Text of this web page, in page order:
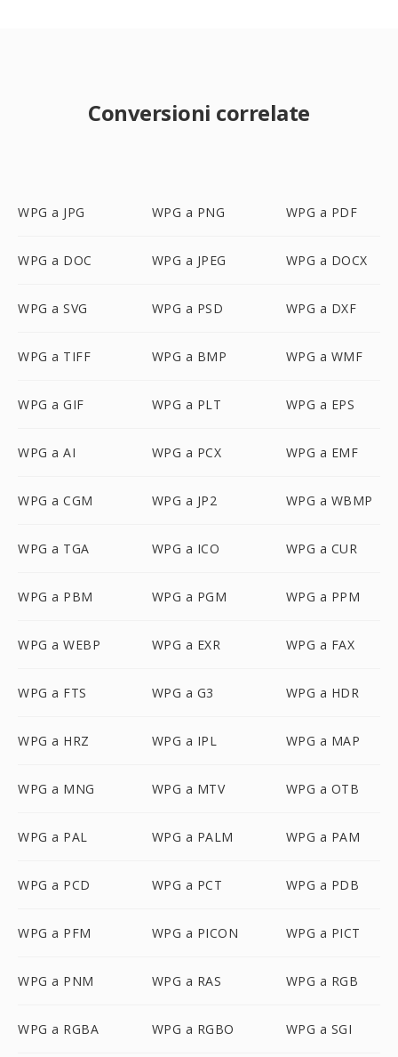
Conversioni correlate
WPG a JPG WPG a PNG WPG a PDF
WPG a DOC WPG a JPEG WPG a DOCX
WPG a SVG WPG a PSD WPG a DXF
WPG a TIFF WPG a BMP WPG a WMF
WPG a GIF WPG a PLT WPG a EPS
WPG a AI WPG a PCX WPG a EMF
WPG a CGM WPG a JP2 WPG a WBMP
WPG a TGA WPG a ICO WPG a CUR
WPG a PBM WPG a PGM WPG a PPM
WPG a WEBP WPG a EXR WPG a FAX
WPG a FTS WPG a G3 WPG a HDR
WPG a HRZ WPG a IPL WPG a MAP
WPG a MNG WPG a MTV WPG a OTB
WPG a PAL WPG a PALM WPG a PAM
WPG a PCD WPG a PCT WPG a PDB
WPG a PFM WPG a PICON WPG a PICT
WPG a PNM WPG a RAS WPG a RGB
WPG a RGBA WPG a RGBO WPG a SGI